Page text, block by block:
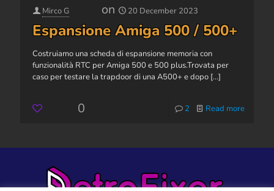
Mirco G on 20 December 2023
Espansione Amiga 500 / 500+
Costruiamo una scheda di espansione memoria con
funzionalità RTC per Amiga 500 e 500 plus.Trovata per
caso per testare la trapdoor di una A500+ e dopo [...]
0 2 Read more